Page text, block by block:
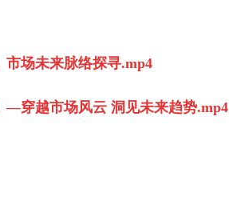
市场未来脉络探寻.mp4
—穿越市场风云 洞见未来趋势.mp4